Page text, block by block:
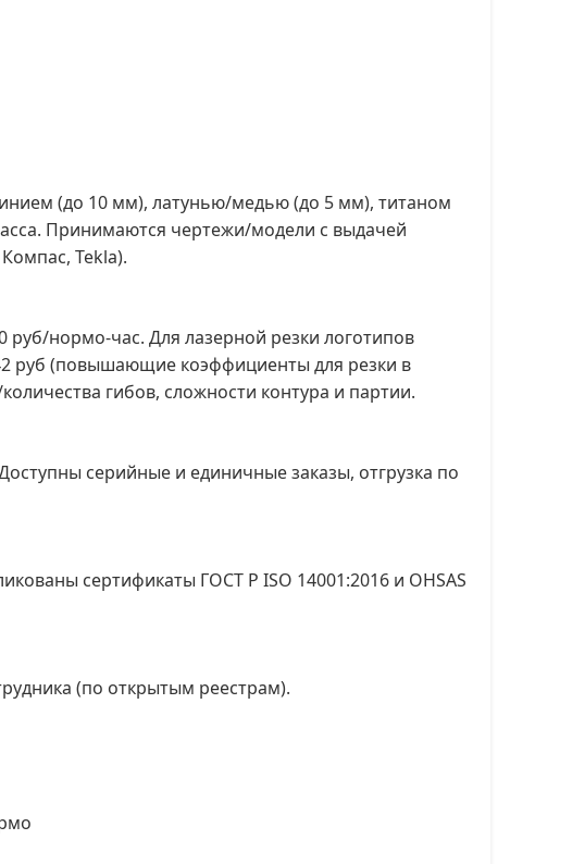
(до 10 мм), латунью/медью (до 5 мм), титаном
Принимаются чертежи/модели с выдачей
Tekla).
нормо-час. Для лазерной резки логотипов
(повышающие коэффициенты для резки в
гибов, сложности контура и партии.
серийные и единичные заказы, отгрузка по
сертификаты ГОСТ Р ISO 14001:2016 и OHSAS
(по открытым реестрам).